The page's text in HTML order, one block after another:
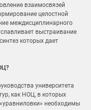
взаимосвязей
целостной
междисциплинарного
выстраивание
которых дает
университета
как НОЦ, в которых
необходимы